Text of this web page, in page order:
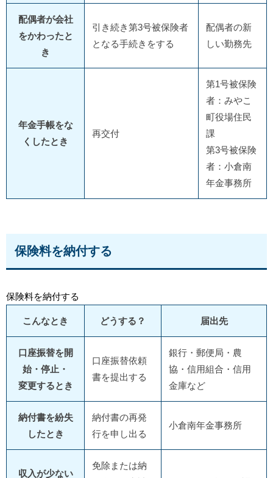
配偶者が会社
をかわったと
き
引き続き第3号被保険者
となる手続きをする
配偶者の新
しい勤務先
年金手帳をな
くしたとき
再交付
第1号被保険
者：みやこ
町役場住民
課
第3号被保険
者：小倉南
年金事務所
保険料を納付する
保険料を納付する
こんなとき どうする？ 届出先
口座振替を開
始・停止・
変更するとき
口座振替依頼
書を提出する
銀行・郵便局・農
協・信用組合・信用
金庫など
納付書を紛失
したとき
納付書の再発
行を申し出る
小倉南年金事務所
収入が少ない
免除または納